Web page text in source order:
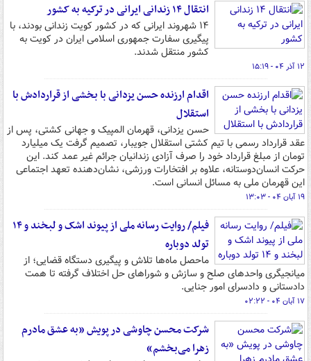
انتقال ۱۴ زندانی ایرانی در ترکیه به کشور
۱۴ شهروند ایرانی که در کشور کویت زندانی بودند،‌ با
پیگیری سفارت جمهوری اسلامی ایران در کویت به
کشور منتقل شدند.
۱۲ آذر ۰۴ - ۱۵:۱۹
اقدام ارزنده حسن یزدانی با بخشی از قراردادش با
استقلال
حسن یزدانی، قهرمان المپیک و جهانی کشتی، پس از
عقد قرارداد رسمی با تیم کشتی استقلال جویبار، تصمیم گرفت یک میلیارد
تومان از مبلغ قرارداد خود را صرف آزادی زندانیان جرائم غیر عمد کند. این
حرکت انسان‌دوستانه، علاوه بر افتخارات ورزشی، نشان‌دهنده تعهد اجتماعی
این قهرمان ملی به مسائل انسانی است.
۱۹ آبان ۰۴ - ۱۳:۰۳
فیلم/ روایت رسانه ملی از پیوند اشک و لبخند و ۱۴
تولد دوباره
ماحصل ماه‌ها تلاش و پیگیری دستگاه قضایی؛ از
میانجیگری واحدهای صلح و سازش و شوراهای حل اختلاف گرفته تا همت
دادستانی و دادسرای امور جنایی.
۱۷ آبان ۰۴ - ۰۲:۲۲
شرکت محسن چاوشی در پویش «به عشق مادرم
زهرا می‌بخشم»